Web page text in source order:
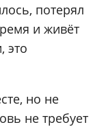
потерял
и живёт
это
но не
не требует